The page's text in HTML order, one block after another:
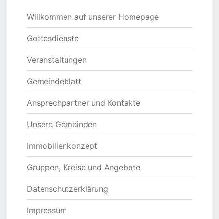
Willkommen auf unserer Homepage
Gottesdienste
Veranstaltungen
Gemeindeblatt
Ansprechpartner und Kontakte
Unsere Gemeinden
Immobilienkonzept
Gruppen, Kreise und Angebote
Datenschutzerklärung
Impressum